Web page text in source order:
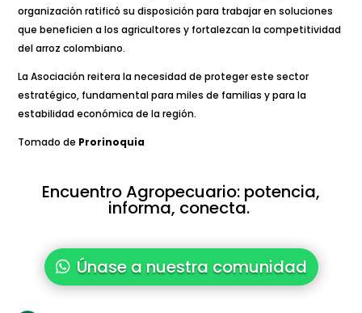
organización ratificó su disposición para trabajar en soluciones
que beneficien a los agricultores y fortalezcan la competitividad
del arroz colombiano.
La Asociación reitera la necesidad de proteger este sector
estratégico, fundamental para miles de familias y para la
estabilidad económica de la región.
Tomado de Prorinoquia
Encuentro Agropecuario: potencia,
informa, conecta.
Únase a nuestra comunidad